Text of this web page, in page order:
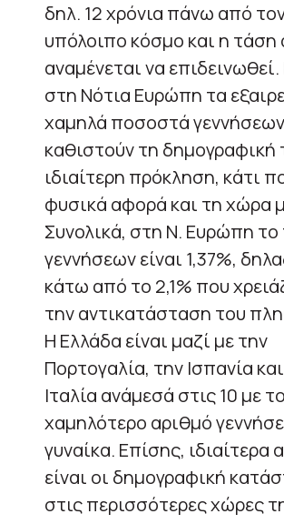
δηλ. 12 χρόνια πάνω από
υπόλοιπο κόσμο και η τάση
αναμένεται να επιδεινωθεί.
στη Νότια Ευρώπη τα
χαμηλά ποσοστά γεννήσεων
καθιστούν τη δημογραφική
ιδιαίτερη πρόκληση, κάτι
φυσικά αφορά και τη χώρα
Συνολικά, στη Ν. Ευρώπη
γεννήσεων είναι 1,37%,
κάτω από το 2,1% που
την αντικατάσταση του
Η Ελλάδα είναι μαζί με την
Πορτογαλία, την Ισπανία
Ιταλία ανάμεσά στις 10 με
χαμηλότερο αριθμό
γυναίκα. Επίσης, ιδιαίτερα
είναι οι δημογραφική
στις περισσότερες χώρες